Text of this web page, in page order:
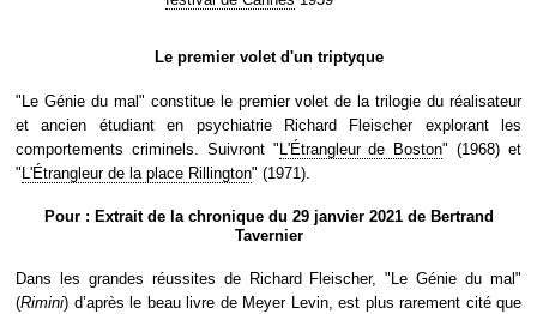
Le premier volet d'un triptyque
"Le Génie du mal" constitue le premier volet de la trilogie du réalisateur
et ancien étudiant en psychiatrie Richard Fleischer explorant les
comportements criminels. Suivront "L'Étrangleur de Boston" (1968) et
"L'Étrangleur de la place Rillington" (1971).
Pour : Extrait de la chronique du 29 janvier 2021 de Bertrand
Tavernier
Dans les grandes réussites de Richard Fleischer, "Le Génie du mal"
(Rimini) d’après le beau livre de Meyer Levin, est plus rarement cité que